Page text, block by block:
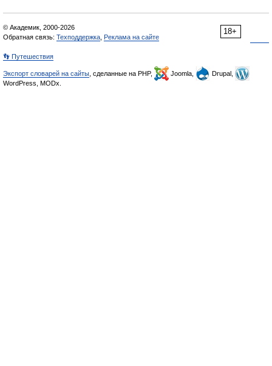
18+
© Академик, 2000-2026
Обратная связь: Техподдержка Реклама на сайте
👣 Путешествия
Экспорт словарей на сайты , сделанные на PHP, Joomla,
Drupal,
WordPress, MODx.